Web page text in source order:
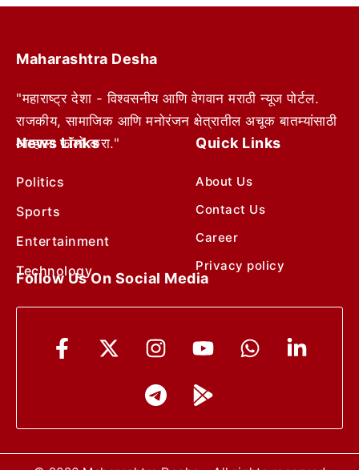
Maharashtra Desha
"महाराष्ट्र देशा - विश्वसनीय आणि वेगवान मराठी न्यूज पोर्टल.
राजकीय, सामाजिक आणि मनोरंजन क्षेत्रातील अचूक बातम्यांसाठी
आम्हाला फॉलो करा."
News Links
Politics
Sports
Entertainment
Technology
Quick Links
About Us
Contact Us
Career
Privacy policy
Follow Us On Social Media